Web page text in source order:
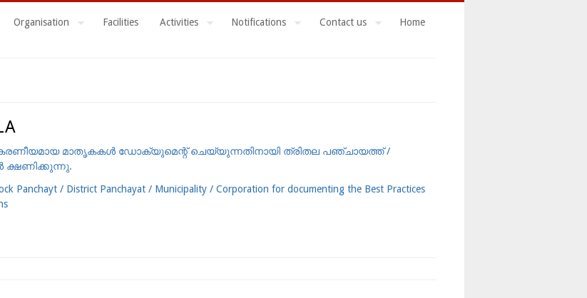
Organisation Facilities Activities Notifications Contact us Home
മാതൃകകള്‍ ഡോക്യുമെന്റ് ചെയ്യുന്നതിനായി ത്രിതല പഞ്ചായത്ത് /
ക്ഷണിക്കുന്നു.
Panchayt / District Panchayat / Municipality / Corporation for documenting the Best Practices